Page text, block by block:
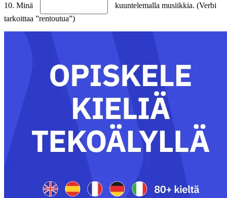
10. Minä
kuuntelemalla musiikkia. (Verbi
tarkoittaa ”rentoutua”)